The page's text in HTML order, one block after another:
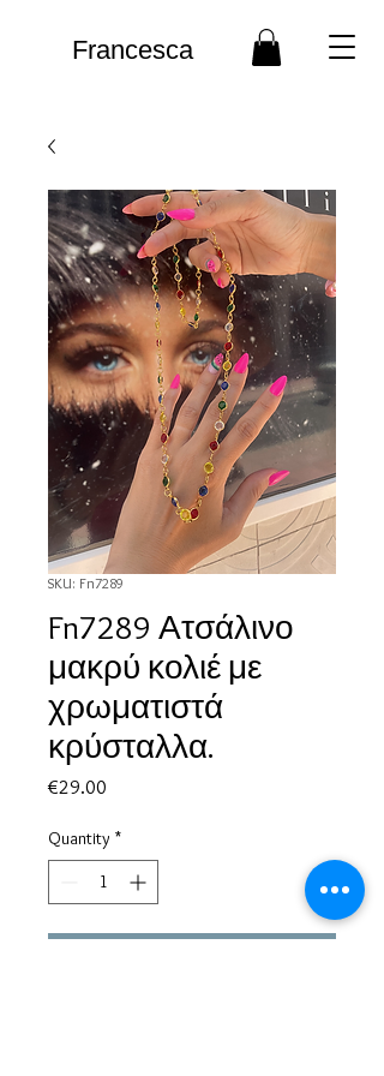
Francesca
SKU: Fn7289
Fn7289 Ατσάλινο
μακρύ κολιέ με
χρωματιστά
κρύσταλλα.
€29.00
Quantity *